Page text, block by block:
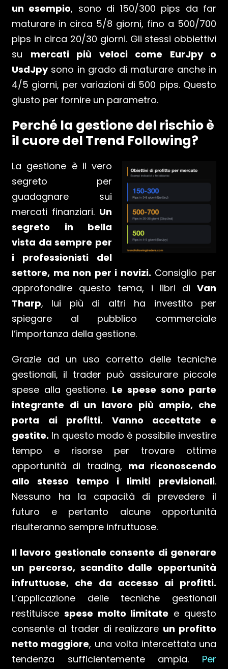
un esempio, sono di 150/300 pips da far
maturare in circa 5/8 giorni, fino a 500/700
pips in circa 20/30 giorni. Gli stessi obbiettivi
su mercati più veloci come EurJpy o
UsdJpysono in grado di maturare anche in
4/5 giorni, per variazioni di 500 pips. Questo
giusto per fornire un parametro.
Perché la gestione del rischio è
il cuore del Trend Following?
La gestione è il vero
segreto per
guadagnare sui
mercati finanziari. Un
segreto in bella
vista da sempre per
i professionisti del
settore, ma non per i novizi. Consiglio per
approfondire questo tema, i libri di Van
Tharp, lui più di altri ha investito per
spiegare al pubblico commerciale
l’importanza della gestione.
Grazie ad un uso corretto delle tecniche
gestionali, il trader può assicurare piccole
spese alla gestione. Le spese sono parte
integrante di un lavoro più ampio, che
porta ai profitti. Vanno accettate e
gestite. In questo modo è possibile investire
tempo e risorse per trovare ottime
opportunità di trading, ma riconoscendo
allo stesso tempo i limiti previsionali.
Nessuno ha la capacità di prevedere il
futuro e pertanto alcune opportunità
risulteranno sempre infruttuose.
Il lavoro gestionale consente di generare
un percorso, scandito dalle opportunità
infruttuose, che da accesso ai profitti.
L’applicazione delle tecniche gestionali
restituisce spese molto limitate e questo
consente al trader di realizzare un profitto
netto maggiore, una volta intercettata una
tendenza sufficientemente ampia. Per